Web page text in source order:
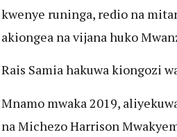
kwenye runinga, redio na
akiongea na vijana huko
Rais Samia hakuwa kiongozi
Mnamo mwaka 2019,
na Michezo Harrison